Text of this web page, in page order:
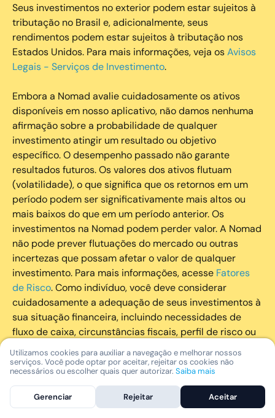
Seus investimentos no exterior podem estar sujeitos à
tributação no Brasil e, adicionalmente, seus
rendimentos podem estar sujeitos à tributação nos
Estados Unidos. Para mais informações, veja osAvisos
Legais - Serviços de Investimento.
Embora a Nomad avalie cuidadosamente os ativos
disponíveis em nosso aplicativo, não damos nenhuma
afirmação sobre a probabilidade de qualquer
investimento atingir um resultado ou objetivo
específico. O desempenho passado não garante
resultados futuros. Os valores dos ativos flutuam
(volatilidade), o que significa que os retornos em um
período podem ser significativamente mais altos ou
mais baixos do que em um período anterior. Os
investimentos na Nomad podem perder valor. A Nomad
não pode prever flutuações do mercado ou outras
incertezas que possam afetar o valor de qualquer
investimento. Para mais informações, acesse Fatores
de Risco. Como indivíduo, você deve considerar
cuidadosamente a adequação de seus investimentos à
sua situação financeira, incluindo necessidades de
fluxo de caixa, circunstâncias fiscais, perfil de risco ou
outros fatores subjetivos. É recomendado que você
utilize todos os recursos disponíveis para se informar
sobre investimentos de maneira geral e sobre a
composição geral de seu portfólio. Questões fiscais ou
legais relativas aos investimentos realizados através da
Utilizamos cookies para auxiliar a navegação e melhorar nossos
serviços. Você pode optar por aceitar, rejeitar os cookies não
necessários ou escolher quais quer autorizar. Saiba mais
Gerenciar Rejeitar Aceitar